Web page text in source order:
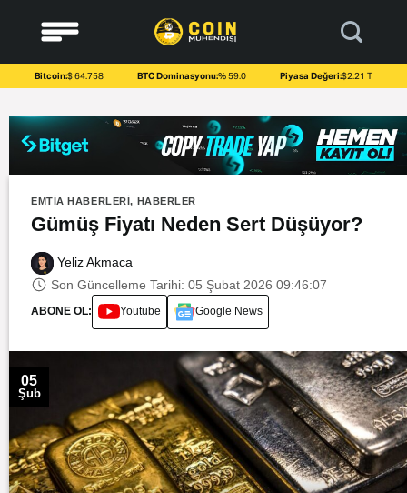
content
Bitcoin:$ 64.758 BTC Dominasyonu:% 59.0 Piyasa Değeri:$2.21 T
EMTIA HABERLERI, HABERLER
Gümüş Fiyatı Neden Sert Düşüyor?
Yeliz Akmaca
Son Güncelleme Tarihi: 05 Şubat 2026 09:46:07
ABONE OL: Youtube Google News
05
Şub